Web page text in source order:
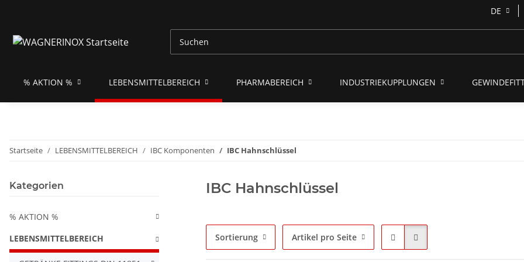
DE
% AKTION % LEBENSMITTELBEREICH PHARMABEREICH INDUSTRIEKUPPLUNGEN
Startseite LEBENSMITTELBEREICH IBC Komponenten IBC Hahnschlüssel
IBC Hahnschlüssel
Sortierung Artikel pro Seite
Kategorien
% AKTION %
LEBENSMITTELBEREICH